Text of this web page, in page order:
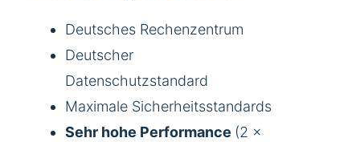
Deutsches Rechenzentrum
Deutscher
Datenschutzstandard
Maximale Sicherheitsstandards
Sehr hohe Performance (2 x